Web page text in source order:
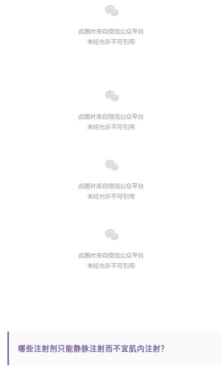
哪些注射剂只能静脉注射而不宜肌内注射？